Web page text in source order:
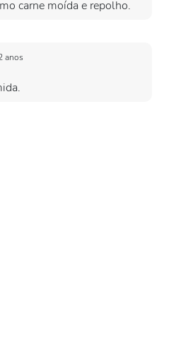
carne moída e repolho.
anos